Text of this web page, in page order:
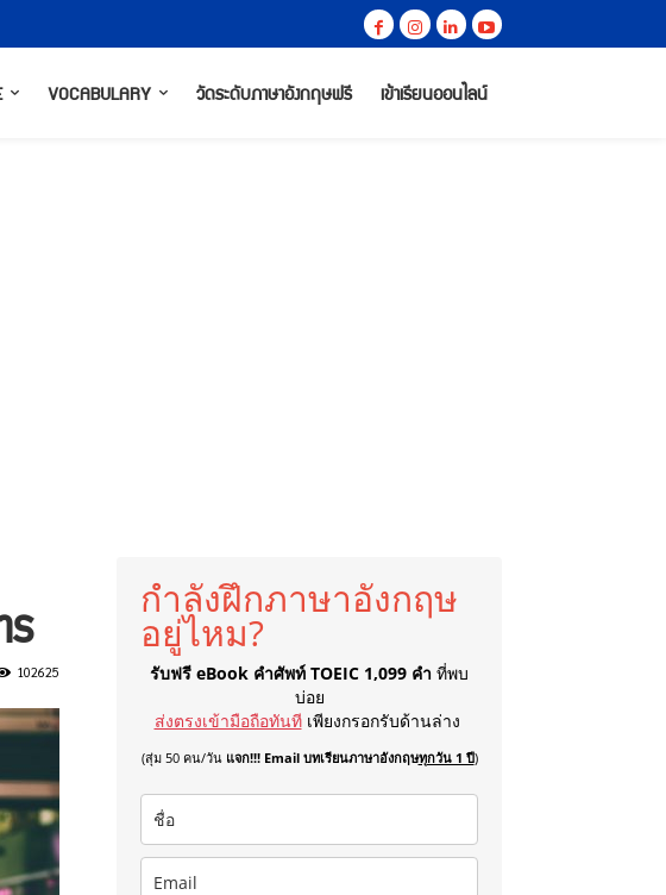
VOCABULARY วัดระดับภาษาอังกฤษฟรี เข้าเรียนออนไลน์
102625
กำลังฝึกภาษาอังกฤษ
อยู่ไหม?
รับฟรี eBook คำศัพท์ TOEIC 1,099 คำ ที่พบ
บ่อย
ส่งตรงเข้ามือถือทันที เพียงกรอกรับด้านล่าง
(สุ่ม 50 คน/วัน แจก!!! Email บทเรียนภาษาอังกฤษทุกวัน 1 ปี)